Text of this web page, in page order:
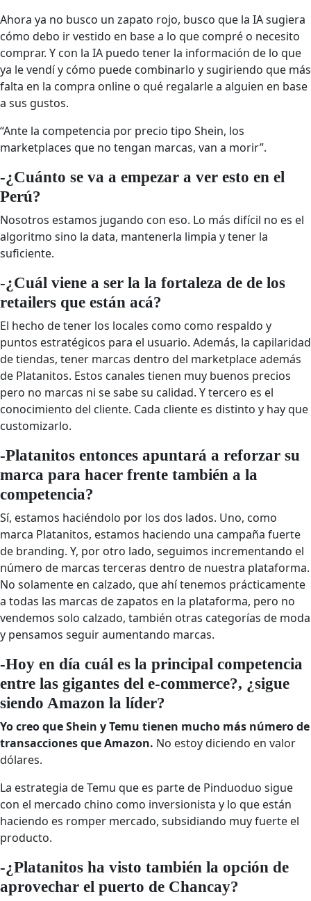
Ahora ya no busco un zapato rojo, busco que la IA sugiera
cómo debo ir vestido en base a lo que compré o necesito
comprar. Y con la IA puedo tener la información de lo que
ya le vendí y cómo puede combinarlo y sugiriendo que más
falta en la compra online o qué regalarle a alguien en base
a sus gustos.
“Ante la competencia por precio tipo Shein, los
marketplaces que no tengan marcas, van a morir”.
-¿Cuánto se va a empezar a ver esto en el
Perú?
Nosotros estamos jugando con eso. Lo más difícil no es el
algoritmo sino la data, mantenerla limpia y tener la
suficiente.
-¿Cuál viene a ser la la fortaleza de de los
retailers que están acá?
El hecho de tener los locales como como respaldo y
puntos estratégicos para el usuario. Además, la capilaridad
de tiendas, tener marcas dentro del marketplace además
de Platanitos. Estos canales tienen muy buenos precios
pero no marcas ni se sabe su calidad. Y tercero es el
conocimiento del cliente. Cada cliente es distinto y hay que
customizarlo.
-Platanitos entonces apuntará a reforzar su
marca para hacer frente también a la
competencia?
Sí, estamos haciéndolo por los dos lados. Uno, como
marca Platanitos, estamos haciendo una campaña fuerte
de branding. Y, por otro lado, seguimos incrementando el
número de marcas terceras dentro de nuestra plataforma.
No solamente en calzado, que ahí tenemos prácticamente
a todas las marcas de zapatos en la plataforma, pero no
vendemos solo calzado, también otras categorías de moda
y pensamos seguir aumentando marcas.
-Hoy en día cuál es la principal competencia
entre las gigantes del e-commerce?, ¿sigue
siendo Amazon la líder?
Yo creo que Shein y Temu tienen mucho más número de
transacciones que Amazon. No estoy diciendo en valor
dólares.
La estrategia de Temu que es parte de Pinduoduo sigue
con el mercado chino como inversionista y lo que están
haciendo es romper mercado, subsidiando muy fuerte el
producto.
-¿Platanitos ha visto también la opción de
aprovechar el puerto de Chancay?